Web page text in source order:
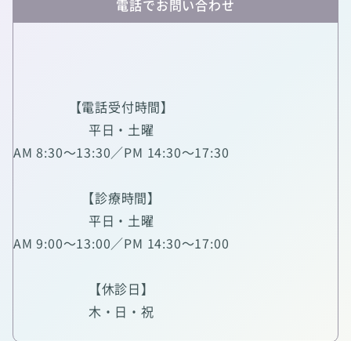
電話でお問い合わせ
【電話受付時間】
平日・土曜
AM 8:30～13:30／PM 14:30～17:30
【診療時間】
平日・土曜
AM 9:00～13:00／PM 14:30～17:00
【休診日】
木・日・祝